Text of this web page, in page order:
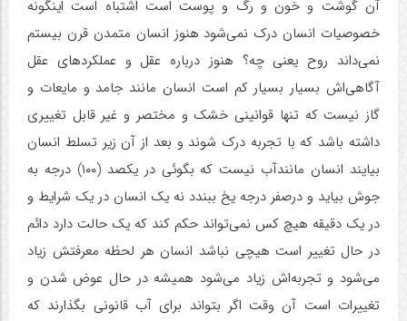
آن گوشت و خون و رگ و پوست است اشتباه است اینگونه
خصوصیات انسان درک نمی‌شود هنوز انسان متمدن قرن بیستم
نمی‌داند روح یعنی چه؟ هنوز درباره عقل و عملکردهای عقل
آگاهی‌اش بسیار بسیار کم است انسان مانند جامد و مایعات و
گاز نیست که تنها قوانینی خشک و مختصر و غیر قابل تغییری
داشته باشد که با تجربه درک شوند و بعد از آن زیر تسلط انسان
بیایند انسان مانندآب نیست که بگوئی در یکصد (۱۰۰) درجه به
جوش بیاید و درصفر درجه یخ ببندد نه یک انسان در یک شرایط و
در یک دقیقه هیچ کس نمی‌تواند حکم کند که یک حالت دارد دائم
در حال تغییر است هیچی نباشد انسان هر لحظه معرفتش زیاد
می‌شود و تجربه‌اش زیاد می‌شود همیشه در حال عوض شدن و
تغییرات است آن وقت اگر بتواند برای آب قانونی بگذارند که